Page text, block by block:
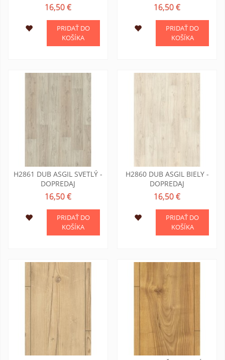
16,50 €
PRIDAŤ DO
KOŠÍKA
16,50 €
PRIDAŤ DO
KOŠÍKA
H2861 DUB ASGIL SVETLÝ -
DOPREDAJ
16,50 €
PRIDAŤ DO
KOŠÍKA
H2860 DUB ASGIL BIELY -
DOPREDAJ
16,50 €
PRIDAŤ DO
KOŠÍKA